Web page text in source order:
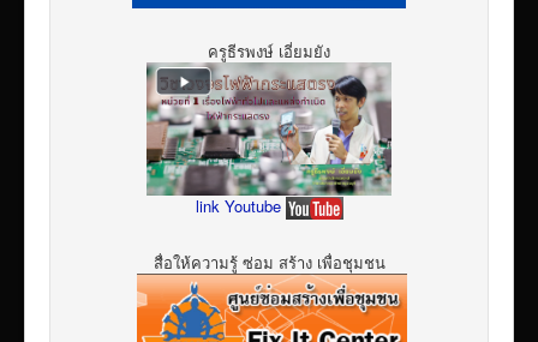
ครูธีรพงษ์ เอี่ยมยัง
link Youtube
สื่อให้ความรู้ ซ่อม สร้าง เพื่อชุมชน